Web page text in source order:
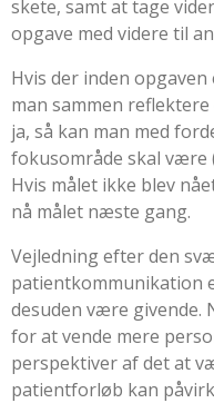
skete, samt at tage
opgave med videre til
Hvis der inden
man sammen
ja, så kan man med
fokusområde skal være
Hvis målet ikke blev
nå målet næste gang.
Vejledning efter den
patientkommunikation
desuden være givende.
for at vende mere
perspektiver af det at
patientforløb kan